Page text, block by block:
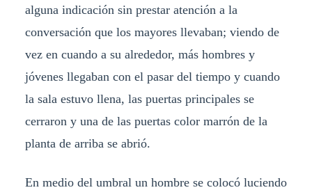
alguna indicación sin prestar atención a la
conversación que los mayores llevaban; viendo de
vez en cuando a su alrededor, más hombres y
jóvenes llegaban con el pasar del tiempo y cuando
la sala estuvo llena, las puertas principales se
cerraron y una de las puertas color marrón de la
planta de arriba se abrió.
En medio del umbral un hombre se colocó luciendo